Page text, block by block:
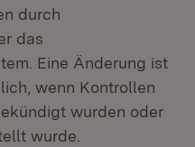
durch
das
Eine Änderung ist
wenn Kontrollen
wurden oder
wurde.